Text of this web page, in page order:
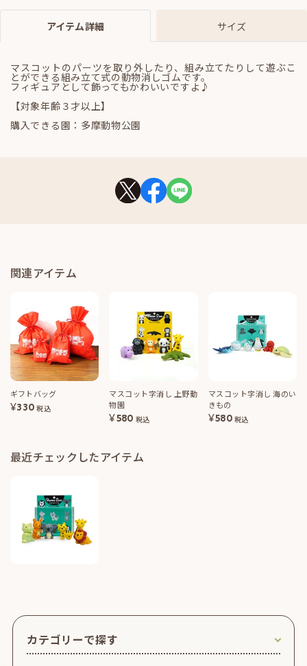
アイテム詳細 サイズ
マスコットのパーツを取り外したり、組み立てたりして遊ぶこ
とができる組み立て式の動物消しゴムです。
フィギュアとして飾ってもかわいいですよ♪
【対象年齢３才以上】
購入できる園：多摩動物公園
関連アイテム
ギフトバッグ
¥330 税込
マスコット字消し 上野動
物園
¥580 税込
マスコット字消し 海のい
きもの
¥580 税込
最近チェックしたアイテム
カテゴリーで探す